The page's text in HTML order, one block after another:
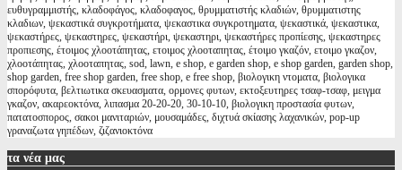
ευθυγραμμιστής, κλαδοφάγος, κλαδοφαγος, θρυμματιστής κλαδιών, θρυμματιστης
κλαδιων, ψεκαστικά συγκροτήματα, ψεκαστικα συγκροτηματα, ψεκαστικά, ψεκαστικα,
ψεκαστήρες, ψεκαστηρες, ψεκαστήρι, ψεκαστηρι, ψεκαστήρες προπίεσης, ψεκαστηρες
προπιεσης, έτοιμος χλοοτάπητας, ετοιμος χλοοταπητας, έτοιμο γκαζόν, ετοιμο γκαζον,
χλοοτάπητας, χλοοταπητας, sod, lawn, e shop, e garden shop, e shop garden, garden shop,
shop garden, free shop garden, free shop, e free shop, βιολογικη ντοματα, βιολογικα
σπορόφυτα, βελτιωτικα σκευασματα, ορμονες φυτων, εκτοξευτηρες τσαφ-τσαφ, μειγμα
γκαζον, ακαρεοκτόνα, λιπασμα 20-20-20, 30-10-10, βιολογικη προστασία φυτων,
πατατοσπορος, σακοι μανιταριών, μουσαμάδες, διχτυά σκίασης λαχανικών, pop-up
γραναζωτα γηπέδων, ζιζανιοκτόνα
τα νέα μας